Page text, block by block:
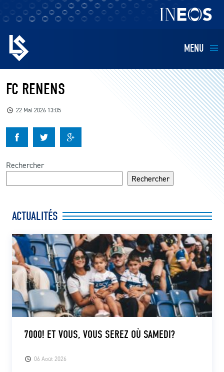
MENU
EQUIPES
BILLETTERIE
FANS
KIDS
RESTAURATION
CLUB
CONTACT
ACTUALITÉS
LS ACADEMY CAMPS
FC RENENS
22 Mai 2026 13:05
Rechercher
Rechercher
ACTUALITÉS
06 Août 2026
7000! ET VOUS, VOUS SEREZ OÙ SAMEDI?